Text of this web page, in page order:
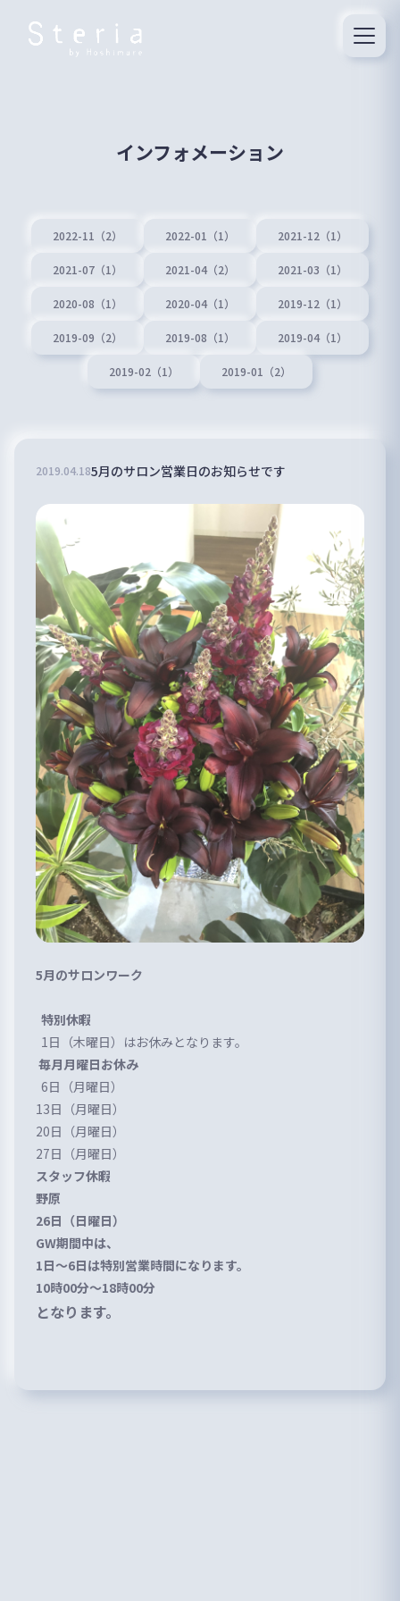
インフォメーション
2022-11（2） 2022-01（1） 2021-12（1）
2021-07（1） 2021-04（2） 2021-03（1）
2020-08（1） 2020-04（1） 2019-12（1）
2019-09（2） 2019-08（1） 2019-04（1）
2019-02（1） 2019-01（2）
2019.04.185月のサロン営業日のお知らせです
5月のサロンワーク
特別休暇
1日（木曜日）はお休みとなります。
毎月月曜日お休み
6日（月曜日）
13日（月曜日）
20日（月曜日）
27日（月曜日）
スタッフ休暇
野原
26日（日曜日）
GW期間中は、
1日〜6日は特別営業時間になります。
10時00分〜18時00分
となります。